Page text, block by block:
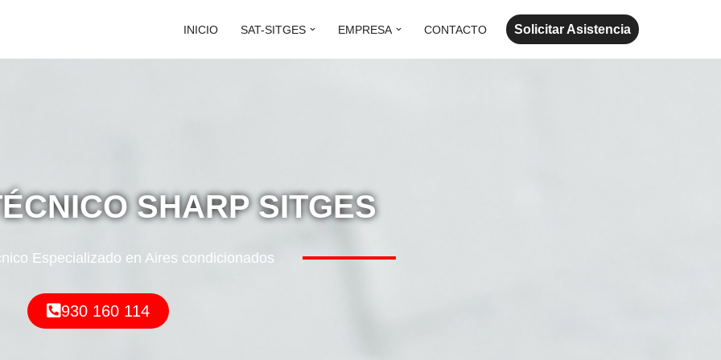
INICIO SAT-SITGES EMPRESA CONTACTO Solicitar Asistencia
SHARP SITGES
Especializado en Aires condicionados
930 160 114